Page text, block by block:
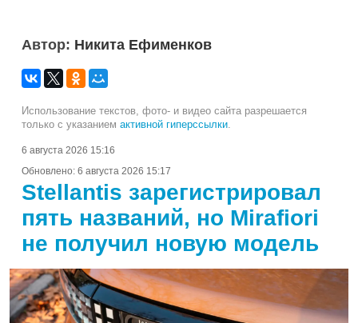
Автор: Никита Ефименков
Использование текстов, фото- и видео сайта разрешается
только с указанием активной гиперссылки.
6 августа 2026 15:16
Обновлено: 6 августа 2026 15:17
Stellantis зарегистрировал
пять названий, но Mirafiori
не получил новую модель